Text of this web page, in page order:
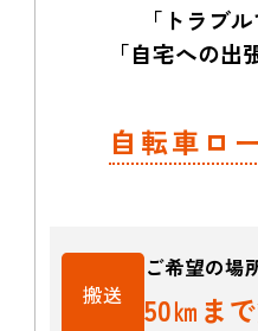
「トラブ
「自宅への出
自転車ロ
搬送
ご希望の場
50㎞ま